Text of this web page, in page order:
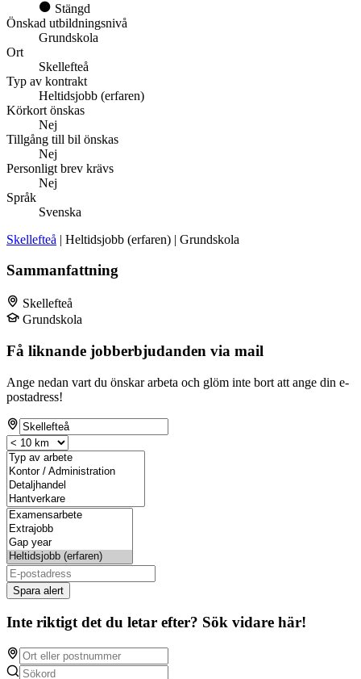
Stängd
Önskad utbildningsnivå
Grundskola
Ort
Skellefteå
Typ av kontrakt
Heltidsjobb (erfaren)
Körkort önskas
Nej
Tillgång till bil önskas
Nej
Personligt brev krävs
Nej
Språk
Svenska
Skellefteå | Heltidsjobb (erfaren) | Grundskola
Sammanfattning
Skellefteå
Grundskola
Få liknande jobberbjudanden via mail
Ange nedan vart du önskar arbeta och glöm inte bort att ange din e-
postadress!
Spara alert
Inte riktigt det du letar efter? Sök vidare här!